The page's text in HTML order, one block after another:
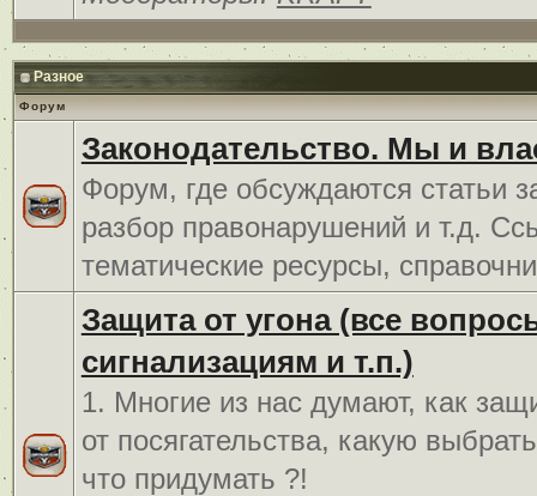
Разное
Форум
Законодательство. Мы и
Форум, где обсуждаются статьи
разбор правонарушений и т.д.
тематические ресурсы,
Защита от угона (все
сигнализациям и т.п.)
1. Многие из нас думают, как
от посягательства, какую
что придумать ?!